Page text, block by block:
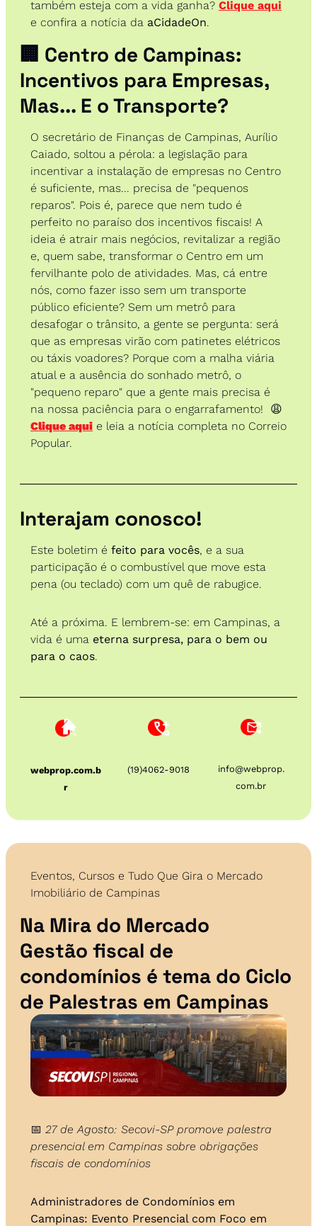
também esteja com a vida ganha? Clique aqui
e confira a notícia da aCidadeOn.
🏢 Centro de Campinas:
Incentivos para Empresas,
Mas... E o Transporte?
O secretário de Finanças de Campinas, Aurílio
Caiado, soltou a pérola: a legislação para
incentivar a instalação de empresas no Centro
é suficiente, mas... precisa de "pequenos
reparos". Pois é, parece que nem tudo é
perfeito no paraíso dos incentivos fiscais! A
ideia é atrair mais negócios, revitalizar a região
e, quem sabe, transformar o Centro em um
fervilhante polo de atividades. Mas, cá entre
nós, como fazer isso sem um transporte
público eficiente? Sem um metrô para
desafogar o trânsito, a gente se pergunta: será
que as empresas virão com patinetes elétricos
ou táxis voadores? Porque com a malha viária
atual e a ausência do sonhado metrô, o
"pequeno reparo" que a gente mais precisa é
na nossa paciência para o engarrafamento! 😩
Clique aqui e leia a notícia completa no Correio
Popular.
Interajam conosco!
Este boletim é feito para vocês, e a sua
participação é o combustível que move esta
pena (ou teclado) com um quê de rabugice.
Até a próxima. E lembrem-se: em Campinas, a
vida é uma eterna surpresa, para o bem ou
para o caos.
webprop.com.b
r
(19)4062-9018
info@webprop.
com.br
Eventos, Cursos e Tudo Que Gira o Mercado
Imobiliário de Campinas
Na Mira do Mercado
Gestão fiscal de
condomínios é tema do Ciclo
de Palestras em Campinas
📅 27 de Agosto: Secovi-SP promove palestra
presencial em Campinas sobre obrigações
fiscais de condomínios
Administradores de Condomínios em
Campinas: Evento Presencial com Foco em